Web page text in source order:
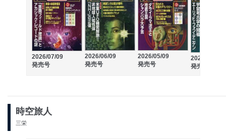
2026/07/09
発売号
2026/06/09
発売号
2026/05/09
発売号
2026/04/09
発売号
時空旅人
三栄